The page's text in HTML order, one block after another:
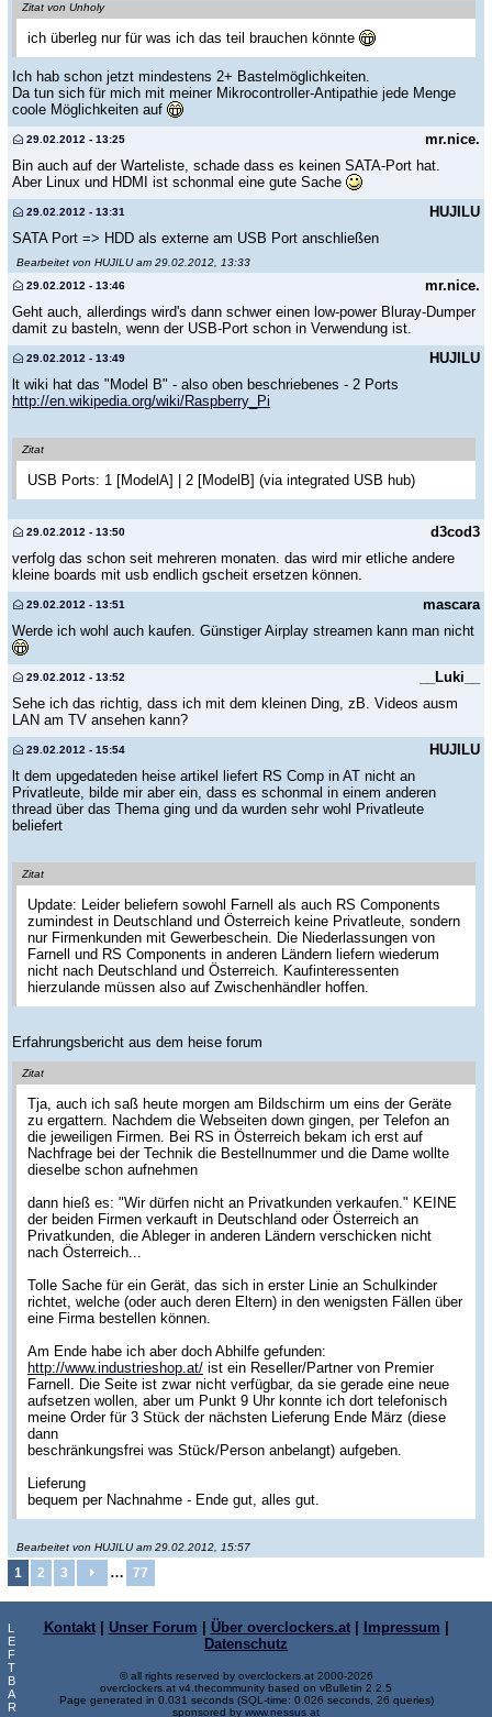
Zitat von Unholy
ich überleg nur für was ich das teil brauchen könnte
Ich hab schon jetzt mindestens 2+ Bastelmöglichkeiten.
Da tun sich für mich mit meiner Mikrocontroller-Antipathie jede Menge
coole Möglichkeiten auf
mr.nice.
29.02.2012 - 13:25
Bin auch auf der Warteliste, schade dass es keinen SATA-Port hat.
Aber Linux und HDMI ist schonmal eine gute Sache
HUJILU
29.02.2012 - 13:31
SATA Port => HDD als externe am USB Port anschließen
Bearbeitet von HUJILU am 29.02.2012, 13:33
mr.nice.
29.02.2012 - 13:46
Geht auch, allerdings wird's dann schwer einen low-power Bluray-Dumper
damit zu basteln, wenn der USB-Port schon in Verwendung ist.
HUJILU
29.02.2012 - 13:49
lt wiki hat das "Model B" - also oben beschriebenes - 2 Ports
http://en.wikipedia.org/wiki/Raspberry_Pi
Zitat
USB Ports: 1 [ModelA] | 2 [ModelB] (via integrated USB hub)
d3cod3
29.02.2012 - 13:50
verfolg das schon seit mehreren monaten. das wird mir etliche andere
kleine boards mit usb endlich gscheit ersetzen können.
mascara
29.02.2012 - 13:51
Werde ich wohl auch kaufen. Günstiger Airplay streamen kann man nicht
__Luki__
29.02.2012 - 13:52
Sehe ich das richtig, dass ich mit dem kleinen Ding, zB. Videos ausm
LAN am TV ansehen kann?
HUJILU
29.02.2012 - 15:54
lt dem upgedateden heise artikel liefert RS Comp in AT nicht an
Privatleute, bilde mir aber ein, dass es schonmal in einem anderen
thread über das Thema ging und da wurden sehr wohl Privatleute
beliefert
Zitat
Update: Leider beliefern sowohl Farnell als auch RS Components
zumindest in Deutschland und Österreich keine Privatleute, sondern
nur Firmenkunden mit Gewerbeschein. Die Niederlassungen von
Farnell und RS Components in anderen Ländern liefern wiederum
nicht nach Deutschland und Österreich. Kaufinteressenten
hierzulande müssen also auf Zwischenhändler hoffen.
Erfahrungsbericht aus dem heise forum
Zitat
Tja, auch ich saß heute morgen am Bildschirm um eins der Geräte
zu ergattern. Nachdem die Webseiten down gingen, per Telefon an
die jeweiligen Firmen. Bei RS in Österreich bekam ich erst auf
Nachfrage bei der Technik die Bestellnummer und die Dame wollte
dieselbe schon aufnehmen
dann hieß es: "Wir dürfen nicht an Privatkunden verkaufen." KEINE
der beiden Firmen verkauft in Deutschland oder Österreich an
Privatkunden, die Ableger in anderen Ländern verschicken nicht
nach Österreich...
Tolle Sache für ein Gerät, das sich in erster Linie an Schulkinder
richtet, welche (oder auch deren Eltern) in den wenigsten Fällen über
eine Firma bestellen können.
Am Ende habe ich aber doch Abhilfe gefunden:
http://www.industrieshop.at/ ist ein Reseller/Partner von Premier
Farnell. Die Seite ist zwar nicht verfügbar, da sie gerade eine neue
aufsetzen wollen, aber um Punkt 9 Uhr konnte ich dort telefonisch
meine Order für 3 Stück der nächsten Lieferung Ende März (diese
dann
beschränkungsfrei was Stück/Person anbelangt) aufgeben.
Lieferung
bequem per Nachnahme - Ende gut, alles gut.
Bearbeitet von HUJILU am 29.02.2012, 15:57
1 2 3 … 77
L
E
F
T
B
A
R
Kontakt| Unser Forum Über overclockers.at| Impressum
Datenschutz
© all rights reserved by overclockers.at 2000-2026
overclockers.at v4.thecommunity based on vBulletin 2.2.5
Page generated in 0.031 seconds (SQL-time: 0.026 seconds, 26 queries)
sponsored by www.nessus.at